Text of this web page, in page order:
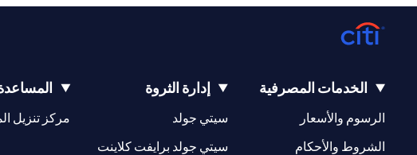
الخدمات المصرفية
الرسوم والأسعار
الشروط والأحكام
إدارة الثروة
سيتي جولد
سيتي جولد برايفت كلاينت
مركز تنزيل